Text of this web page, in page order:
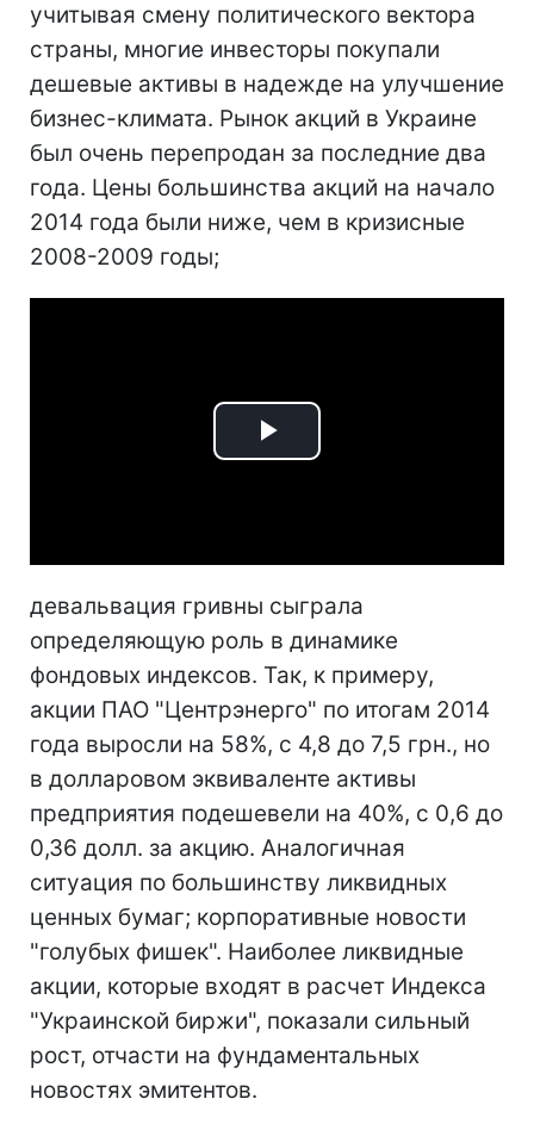
учитывая смену политического вектора
страны, многие инвесторы покупали
дешевые активы в надежде на улучшение
бизнес-климата. Рынок акций в Украине
был очень перепродан за последние два
года. Цены большинства акций на начало
2014 года были ниже, чем в кризисные
2008-2009 годы;
Play
девальвация гривны сыграла
определяющую роль в динамике
фондовых индексов. Так, к примеру,
акции ПАО "Центрэнерго" по итогам 2014
года выросли на 58%, с 4,8 до 7,5 грн., но
в долларовом эквиваленте активы
предприятия подешевели на 40%, с 0,6 до
0,36 долл. за акцию. Аналогичная
ситуация по большинству ликвидных
ценных бумаг; корпоративные новости
"голубых фишек". Наиболее ликвидные
акции, которые входят в расчет Индекса
"Украинской биржи", показали сильный
рост, отчасти на фундаментальных
новостях эмитентов.